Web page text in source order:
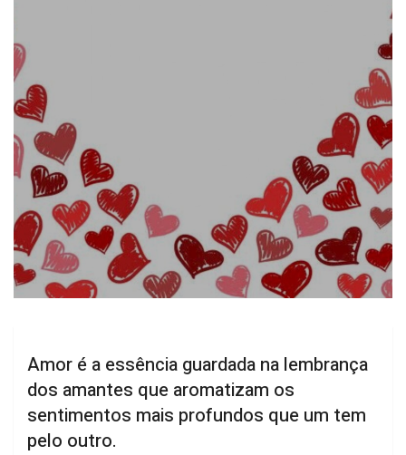
Amor é a essência guardada na lembrança
dos amantes que aromatizam os
sentimentos mais profundos que um tem
pelo outro.